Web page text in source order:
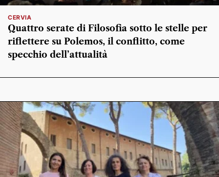
CERVIA
Quattro serate di Filosofia sotto le stelle per
riflettere su Polemos, il conflitto, come
specchio dell’attualità